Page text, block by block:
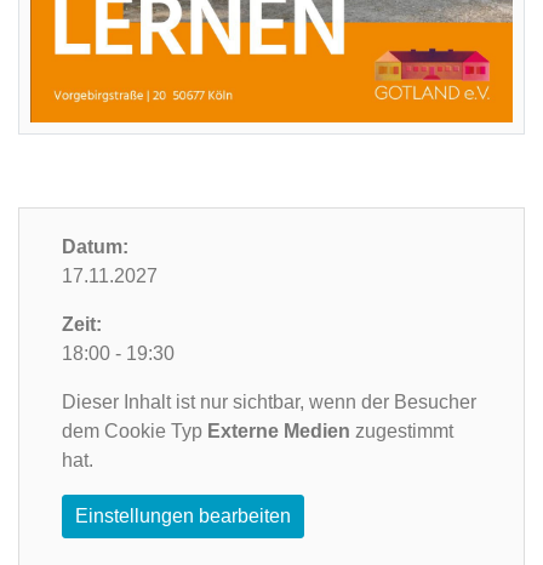
Datum:
17.11.2027
Zeit:
18:00 - 19:30
Dieser Inhalt ist nur sichtbar, wenn der Besucher
dem Cookie Typ Externe Medien zugestimmt
hat.
Einstellungen bearbeiten